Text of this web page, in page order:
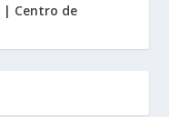
| Centro de